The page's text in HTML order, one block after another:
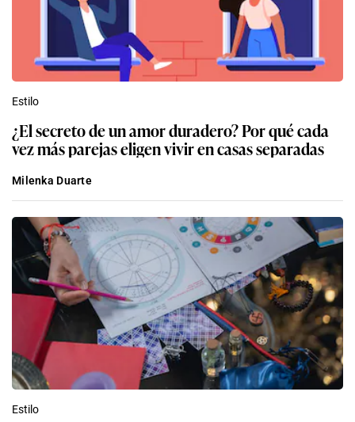
Estilo
¿El secreto de un amor duradero? Por qué cada
vez más parejas eligen vivir en casas separadas
Milenka Duarte
Estilo